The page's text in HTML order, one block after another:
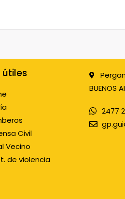
útiles
Civil
Vecino
de violencia
BUENOS
2477